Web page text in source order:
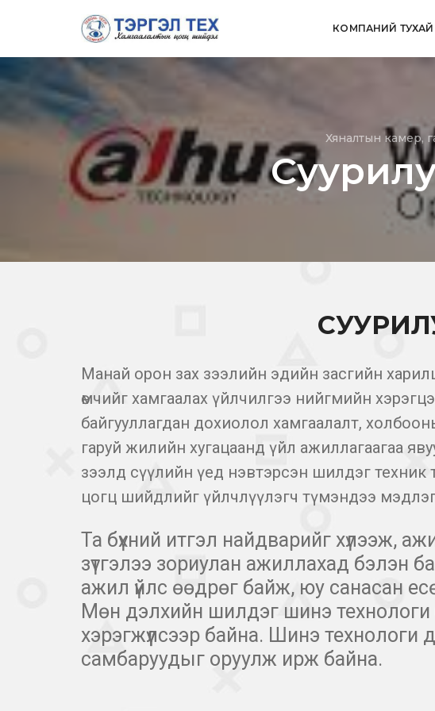
КОМПАНИЙ ТУХАЙ
Хяналтын камер,
Манай орон зах зээлийн эдийн засгийн
өмчийг хамгаалах үйлчилгээ нийгмийн
байгууллагдан дохиолол хамгаалалт,
гаруй жилийн хугацаанд үйл ажиллагаагаа
зээлд сүүлийн үед нэвтэрсэн шилдэг
цогц шийдлийг үйлчлүүлэгч түмэндээ
Та бүхний итгэл найдварийг хүлээж,
зүтгэлээ зориулан ажиллахад бэлэн
ажил үйлс өөдрөг байж, юу санасан
Мөн дэлхийн шилдэг шинэ
хэрэгжүүлсээр байна. Шинэ
самбаруудыг оруулж ирж байна.